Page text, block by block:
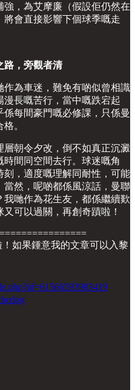
，為艾摩廉（假設佢仍然在
會直接影響下個球季嘅走
路，旁觀者清
為車迷，難免有啲似曾相識
長嘅苦行，當中嘅跌宕起
每間豪門嘅必修課，只係曼
。
朝令夕改，倒不如真正沉澱
間同空間去行。球迷嘅角
，適度嘅理解同耐性，可能
然，呢啲都係風涼話，曼聯
哋作為花生友，都係繼續歎
可以過關，再創奇蹟啦！
！如果鍾意我的文章可以入黎